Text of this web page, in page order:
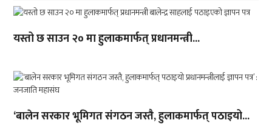
यस्तो छ साउन २० मा हुलाकमार्फत् प्रधानमन्त्री...
‘बालेन सरकार भूमिगत संगठन जस्तै, हुलाकमार्फत् पठाइयो...